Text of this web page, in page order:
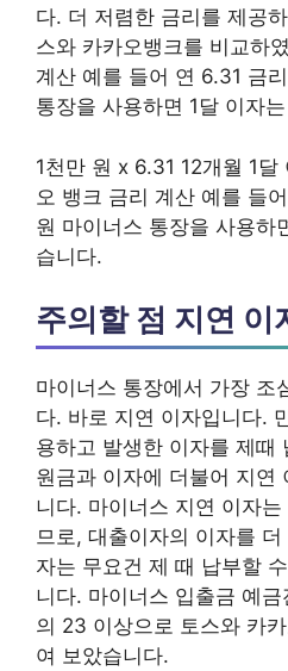
다. 더 저렴한 금리를 제공
스와 카카오뱅크를 비교하
계산 예를 들어 연 6.31 금
통장을 사용하면 1달 이자
1천만 원 x 6.31 12개월 1
오 뱅크 금리 계산 예를 들
원 마이너스 통장을 사용하
습니다.
주의할 점 지연 이
마이너스 통장에서 가장 조
다. 바로 지연 이자입니다.
용하고 발생한 이자를 제때
원금과 이자에 더불어 지연
니다. 마이너스 지연 이자
므로, 대출이자의 이자를
자는 무요건 제 때 납부할
니다. 마이너스 입출금 예
의 23 이상으로 토스와 카
여 보았습니다.